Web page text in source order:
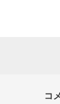
コ